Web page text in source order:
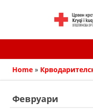
Home »
Февруари